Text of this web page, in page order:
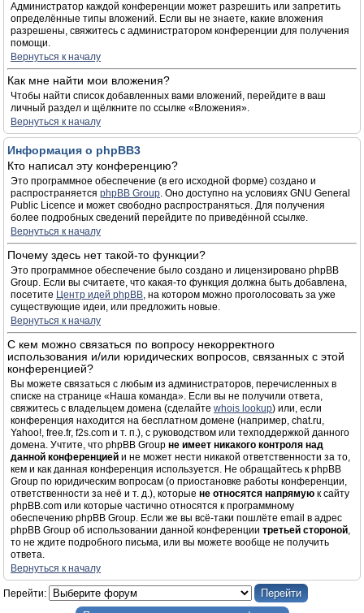
Администратор каждой конференции может разрешить или запретить
определённые типы вложений. Если вы не знаете, какие вложения
разрешены, свяжитесь с администратором конференции для получения
помощи.
Вернуться к началу
Как мне найти мои вложения?
Чтобы найти список добавленных вами вложений, перейдите в ваш
личный раздел и щёлкните по ссылке «Вложения».
Вернуться к началу
Информация о phpBB3
Кто написал эту конференцию?
Это программное обеспечение (в его исходной форме) создано и
распространяется phpBB Group. Оно доступно на условиях GNU General
Public Licence и может свободно распространяться. Для получения
более подробных сведений перейдите по приведённой ссылке.
Вернуться к началу
Почему здесь нет такой-то функции?
Это программное обеспечение было создано и лицензировано phpBB
Group. Если вы считаете, что какая-то функция должна быть добавлена,
посетите Центр идей phpBB, на котором можно проголосовать за уже
существующие идеи, или предложить новые.
Вернуться к началу
С кем можно связаться по вопросу некорректного
использования и/или юридических вопросов, связанных с этой
конференцией?
Вы можете связаться с любым из администраторов, перечисленных в
списке на странице «Наша команда». Если вы не получили ответа,
свяжитесь с владельцем домена (сделайте whois lookup) или, если
конференция находится на бесплатном домене (например, chat.ru,
Yahoo!, free.fr, f2s.com и т. п.), с руководством или техподдержкой данного
домена. Учтите, что phpBB Group не имеет никакого контроля над
данной конференцией и не может нести никакой ответственности за то,
кем и как данная конференция используется. Не обращайтесь к phpBB
Group по юридическим вопросам (о приостановке работы конференции,
ответственности за неё и т. д.), которые не относятся напрямую к сайту
phpBB.com или которые частично относятся к программному
обеспечению phpBB Group. Если же вы всё-таки пошлёте email в адрес
phpBB Group об использовании данной конференции третьей стороной,
то не ждите подробного письма, или вы можете вообще не получить
ответа.
Вернуться к началу
Перейти: